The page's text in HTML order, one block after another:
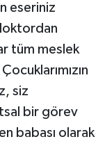
eseriniz
tüm meslek
siz
bir görev
babası olarak